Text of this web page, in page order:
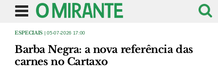
ESPECIAIS | 05-07-2026 17:00
Barba Negra: a nova referência das
carnes no Cartaxo